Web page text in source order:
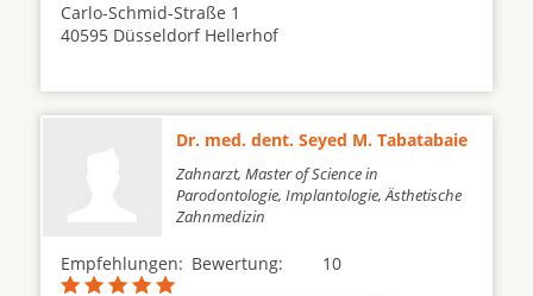
Carlo-Schmid-Straße 1
40595 Düsseldorf Hellerhof
Dr. med. dent. Seyed M. Tabatabaie
Zahnarzt, Master of Science in
Parodontologie, Implantologie, Ästhetische
Zahnmedizin
Empfehlungen: 10
Bewertung: